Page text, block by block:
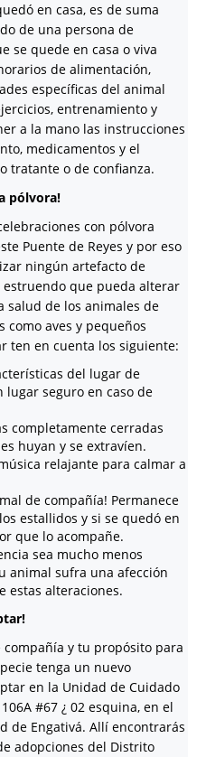
en casa, es de suma
de una persona de
se quede en casa o viva
de alimentación,
específicas del animal
entrenamiento y
a la mano las instrucciones
medicamentos y el
tratante o de confianza.
pólvora!
con pólvora
Puente de Reyes y por eso
ningún artefacto de
que pueda alterar
salud de los animales de
como aves y pequeños
ten en cuenta los siguiente:
del lugar de
seguro en caso de
completamente cerradas
huyan y se extravíen.
relajante para calmar a
de compañía! Permanece
estallidos y si se quedó en
que lo acompañe.
sea mucho menos
animal sufra una afección
estas alteraciones.
y tu propósito para
tenga un nuevo
en la Unidad de Cuidado
#67 ¿ 02 esquina, en el
de Engativá. Allí encontrarás
adopciones del Distrito